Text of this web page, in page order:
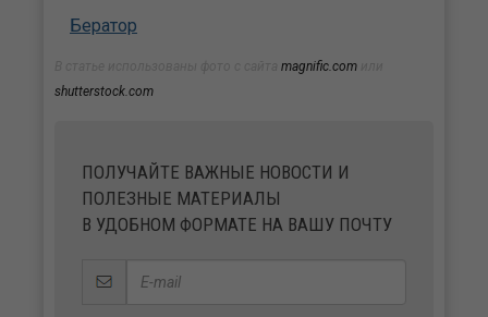
Бератор
magnific.com
shutterstock.com
ПОЛУЧАЙТЕ ВАЖНЫЕ НОВОСТИ И
ПОЛЕЗНЫЕ МАТЕРИАЛЫ
В УДОБНОМ ФОРМАТЕ НА ВАШУ ПОЧТУ